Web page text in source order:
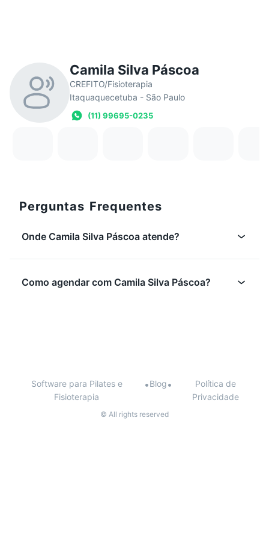
Camila Silva Páscoa
CREFITO/Fisioterapia
Itaquaquecetuba - São Paulo
(11) 99695-0235
Perguntas Frequentes
Onde Camila Silva Páscoa atende?
Como agendar com Camila Silva Páscoa?
Software para Pilates e
Fisioterapia
•Blog•
Política de
Privacidade
© All rights reserved